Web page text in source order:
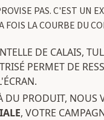
PAS. C'EST UN
LA COURBE DU
DE CALAIS,
PERMET DE
DU PRODUIT, NOUS
, VOTRE